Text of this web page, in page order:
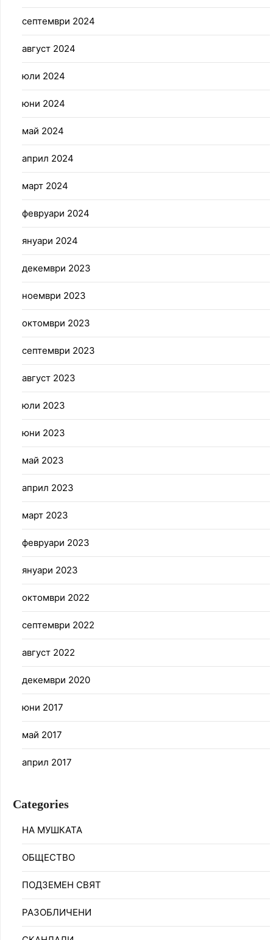
септември 2024
август 2024
юли 2024
юни 2024
май 2024
април 2024
март 2024
февруари 2024
януари 2024
декември 2023
ноември 2023
октомври 2023
септември 2023
август 2023
юли 2023
юни 2023
май 2023
април 2023
март 2023
февруари 2023
януари 2023
октомври 2022
септември 2022
август 2022
декември 2020
юни 2017
май 2017
април 2017
Categories
НА МУШКАТА
ОБЩЕСТВО
ПОДЗЕМЕН СВЯТ
РАЗОБЛИЧЕНИ